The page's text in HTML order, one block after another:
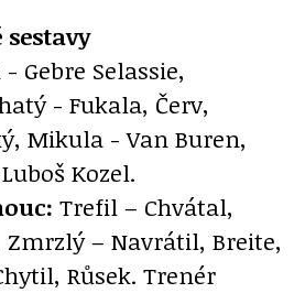
sestavy
Gebre Selassie,
- Fukala, Červ,
Mikula - Van Buren,
Kozel.
Trefil – Chvátal,
Zmrzlý – Navrátil, Breite,
Růsek. Trenér